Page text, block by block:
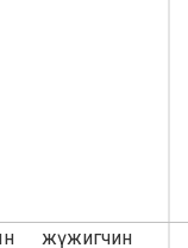
жүжигчин